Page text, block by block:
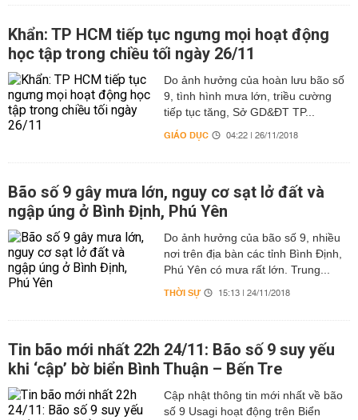
Khẩn: TP HCM tiếp tục ngưng mọi hoạt động
học tập trong chiều tối ngày 26/11
Do ảnh hưởng của hoàn lưu bão số
9, tình hình mưa lớn, triều cường
tiếp tục tăng, Sở GD&ĐT TP...
GIÁO DỤC 04:22 | 26/11/2018
Bão số 9 gây mưa lớn, nguy cơ sạt lở đất và
ngập úng ở Bình Định, Phú Yên
Do ảnh hưởng của bão số 9, nhiều
nơi trên địa bàn các tỉnh Bình Định,
Phú Yên có mưa rất lớn. Trung...
THỜI SỰ 15:13 | 24/11/2018
Tin bão mới nhất 22h 24/11: Bão số 9 suy yếu
khi ‘cập’ bờ biển Bình Thuận – Bến Tre
Cập nhật thông tin mới nhất về bão
số 9 Usagi hoạt động trên Biển